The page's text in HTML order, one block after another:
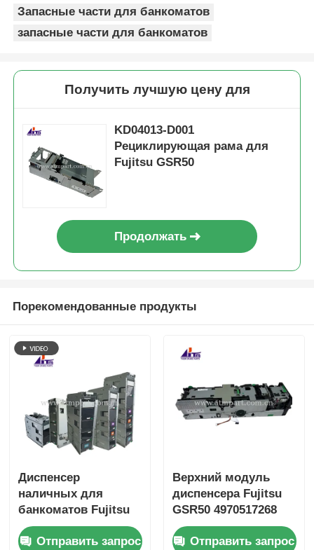
Запасные части для банкоматов
запасные части для банкоматов
Получить лучшую цену для
KD04013-D001
Рециклирующая рама для
Fujitsu GSR50
Продолжать
Порекомендованные продукты
Диспенсер
наличных для
банкоматов Fujitsu
F53, киоск на
Android, машина
Отправить запрос
Верхний модуль
диспенсера Fujitsu
GSR50 4970517268
497-0517268 запчасти
для банкоматов
Отправить запрос